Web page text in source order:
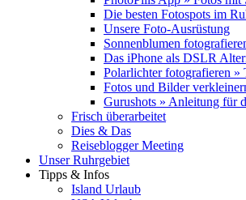
Die besten Fotospots im
Unsere Foto-Ausrüstung
Sonnenblumen
Das iPhone als DSLR
Polarlichter fotografieren »
Fotos und Bilder
Gurushots » Anleitung für
Frisch überarbeitet
Dies & Das
Reiseblogger Meeting
Unser Ruhrgebiet
Tipps & Infos
Island Urlaub